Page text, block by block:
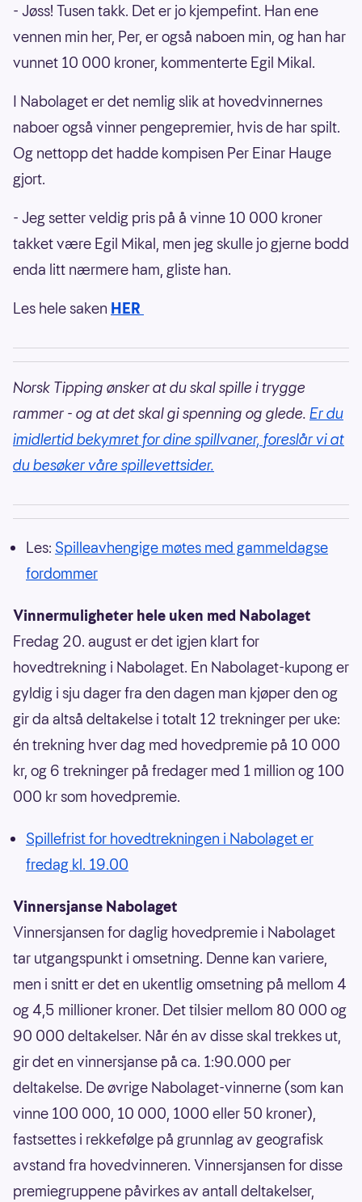
- Jøss! Tusen takk. Det er jo kjempefint. Han ene
vennen min her, Per, er også naboen min, og han har
vunnet 10 000 kroner, kommenterte Egil Mikal.
I Nabolaget er det nemlig slik at hovedvinnernes
naboer også vinner pengepremier, hvis de har spilt.
Og nettopp det hadde kompisen Per Einar Hauge
gjort.
- Jeg setter veldig pris på å vinne 10 000 kroner
takket være Egil Mikal, men jeg skulle jo gjerne bodd
enda litt nærmere ham, gliste han.
Les hele saken HER
Norsk Tipping ønsker at du skal spille i trygge
rammer - og at det skal gi spenning og glede. Er du
imidlertid bekymret for dine spillvaner, foreslår vi at
du besøker våre spillevettsider.
Les: Spilleavhengige møtes med gammeldagse
fordommer
Vinnermuligheter hele uken med Nabolaget
Fredag 20. august er det igjen klart for
hovedtrekning i Nabolaget. En Nabolaget-kupong er
gyldig i sju dager fra den dagen man kjøper den og
gir da altså deltakelse i totalt 12 trekninger per uke:
én trekning hver dag med hovedpremie på 10 000
kr, og 6 trekninger på fredager med 1 million og 100
000 kr som hovedpremie.
Spillefrist for hovedtrekningen i Nabolaget er
fredag kl. 19.00
Vinnersjanse Nabolaget
Vinnersjansen for daglig hovedpremie i Nabolaget
tar utgangspunkt i omsetning. Denne kan variere,
men i snitt er det en ukentlig omsetning på mellom 4
og 4,5 millioner kroner. Det tilsier mellom 80 000 og
90 000 deltakelser. Når én av disse skal trekkes ut,
gir det en vinnersjanse på ca. 1:90.000 per
deltakelse. De øvrige Nabolaget-vinnerne (som kan
vinne 100 000, 10 000, 1000 eller 50 kroner),
fastsettes i rekkefølge på grunnlag av geografisk
avstand fra hovedvinneren. Vinnersjansen for disse
premiegruppene påvirkes av antall deltakelser,